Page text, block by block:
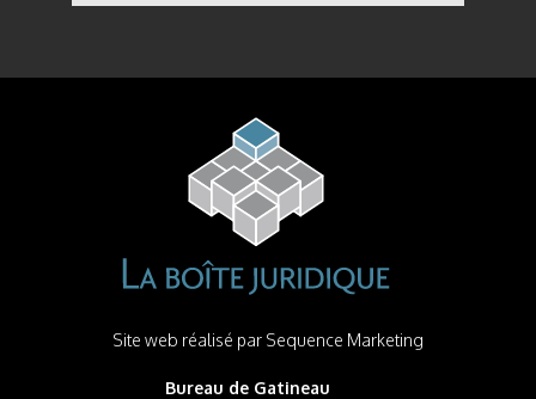
Site web réalisé par Sequence Marketing
Bureau de Gatineau